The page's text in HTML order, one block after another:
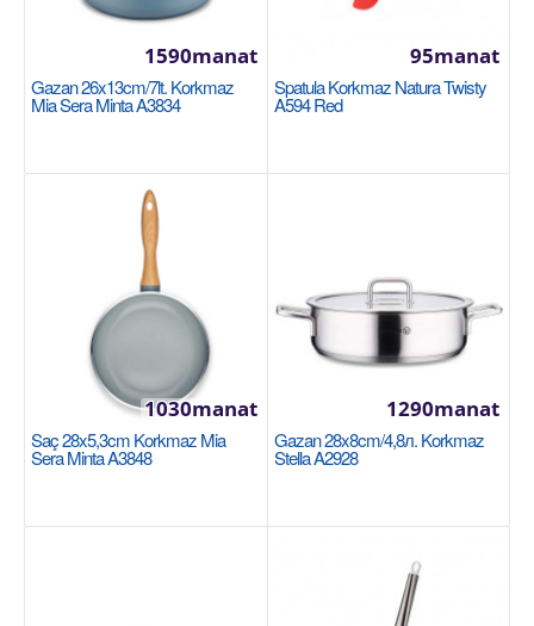
Gazan 26x8,5cm/4л. Korkmaz Astra2 A2035
Размер: 26x8,5см Благодаря плоским крышкам
кастрюли Astra2 не занимают много места в
посудомоечной..
1290manat
Gazan 26x13cm/7lt. Korkmaz
Mia Sera Minta A3834
1590manat
Spatula Korkmaz Natura Twisty
A594 Red
95manat
Saç 28x5,3cm Korkmaz Mia
Sera Minta A3848
1030manat
Gazan 28x8cm/4,8л. Korkmaz
Stella A2928
1290manat